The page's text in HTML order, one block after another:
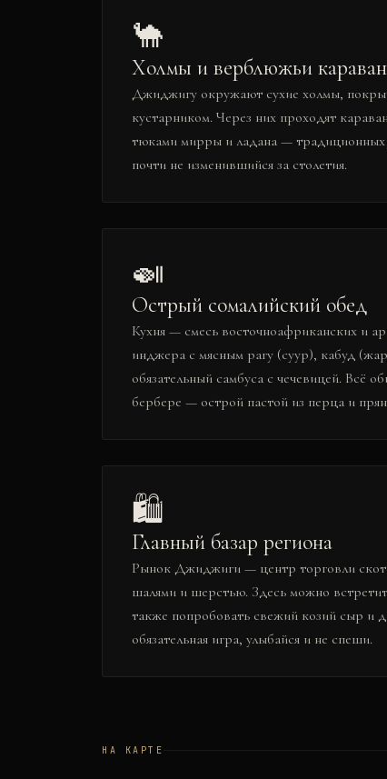
🐪
Холмы и верблюжьи
Джиджигу окружают сухие холмы,
кустарником. Через них проходят
тюками мирры и ладана — традиционных
почти не изменившийся за столетия.
🍛
Острый сомалийский обед
Кухня — смесь восточноафриканских и
инджера с мясным рагу (суур), кабуд
обязательный самбуса с чечевицей. Всё
бербере — острой пастой из перца и
🛍️
Главный базар региона
Рынок Джиджиги — центр торговли
шалями и шерстью. Здесь можно
также попробовать свежий козий сыр и
обязательная игра, улыбайся и не спеши.
НА КАРТЕ